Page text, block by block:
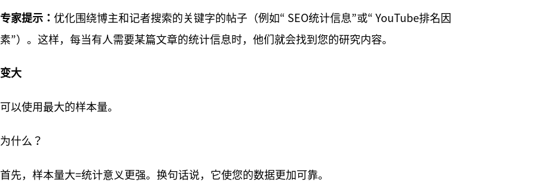
专家提示： 优化围绕博主和记者搜索的关键字的帖子（例如“ SEO统计信息”或“ YouTube排名因
素”）。这样，每当有人需要某篇文章的统计信息时，他们就会找到您的研究内容。
变大
可以使用最大的样本量。
为什么？
首先，样本量大=统计意义更强。换句话说，它使您的数据更加可靠。